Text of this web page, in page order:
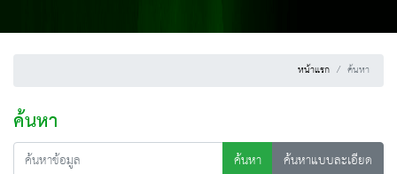
หน้าแรก ค้นหา
ค้นหา
ค้นหา
ค้นหาแบบละเอียด